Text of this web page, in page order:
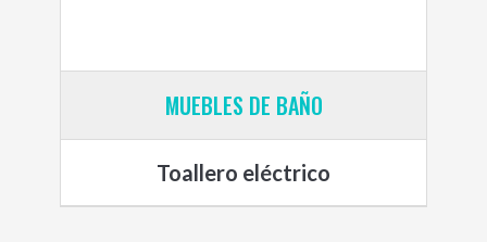
MUEBLES DE BAÑO
Toallero eléctrico